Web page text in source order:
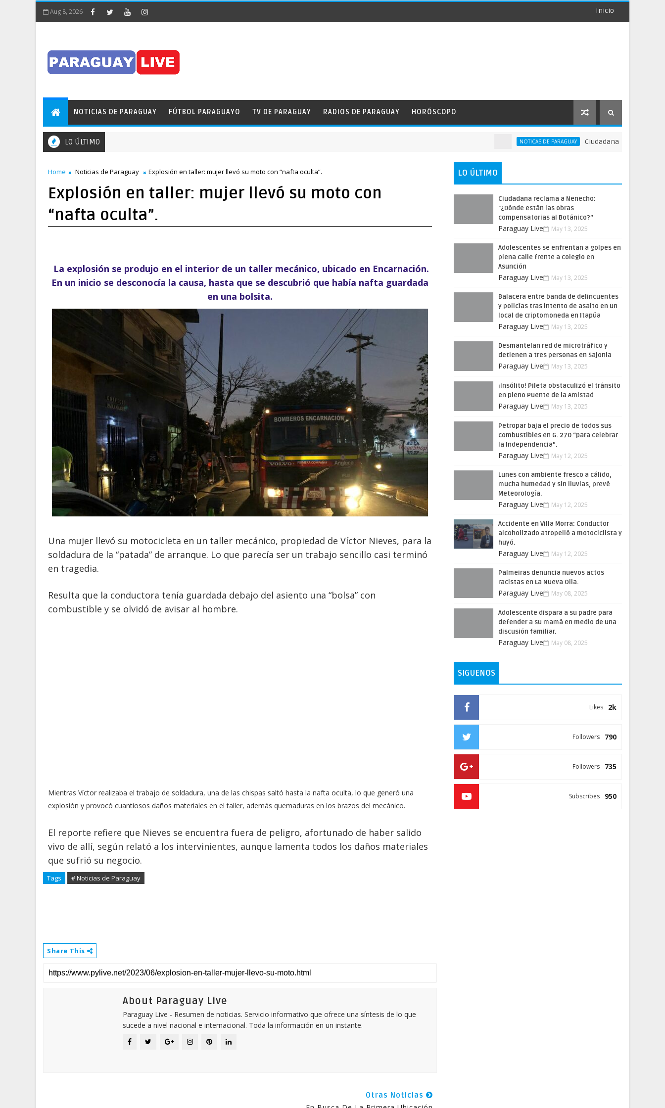
Aug 8, 2026 Inicio
NOTICIAS DE PARAGUAY FÚTBOL PARAGUAYO TV DE PARAGUAY RADIOS DE PARAGUAY HORÓSCOPO
LO ÚLTIMO NOTICAS DE PARAGUAY Ciudadana reclama a
Home Noticias de Paraguay Explosión en taller: mujer llevó su moto con “nafta oculta”.
Explosión en taller: mujer llevó su moto con
“nafta oculta”.
La explosión se produjo en el interior de un taller mecánico, ubicado en Encarnación.
En un inicio se desconocía la causa, hasta que se descubrió que había nafta guardada
en una bolsita.
Una mujer llevó su motocicleta en un taller mecánico, propiedad de Víctor Nieves, para la
soldadura de la “patada” de arranque. Lo que parecía ser un trabajo sencillo casi terminó
en tragedia.
Resulta que la conductora tenía guardada debajo del asiento una “bolsa” con
combustible y se olvidó de avisar al hombre.
Mientras Víctor realizaba el trabajo de soldadura, una de las chispas saltó hasta la nafta oculta, lo que generó una
explosión y provocó cuantiosos daños materiales en el taller, además quemaduras en los brazos del mecánico.
El reporte refiere que Nieves se encuentra fuera de peligro, afortunado de haber salido
vivo de allí, según relató a los intervinientes, aunque lamenta todos los daños materiales
que sufrió su negocio.
Tags # Noticias de Paraguay
Share This
About Paraguay Live
Paraguay Live - Resumen de noticias. Servicio informativo que ofrece una síntesis de lo que
sucede a nivel nacional e internacional. Toda la información en un instante.
Otras Noticias
LO ÚLTIMO
Ciudadana reclama a Nenecho:
"¿Dónde están las obras
compensatorias al Botánico?”
Paraguay Live May 13, 2025
Adolescentes se enfrentan a golpes en
plena calle frente a colegio en
Asunción
Paraguay Live May 13, 2025
Balacera entre banda de delincuentes
y policías tras intento de asalto en un
local de criptomoneda en Itapúa
Paraguay Live May 13, 2025
Desmantelan red de microtráfico y
detienen a tres personas en Sajonia
Paraguay Live May 13, 2025
¡Insólito! Pileta obstaculizó el tránsito
en pleno Puente de la Amistad
Paraguay Live May 13, 2025
Petropar baja el precio de todos sus
combustibles en G. 270 “para celebrar
la Independencia”.
Paraguay Live May 12, 2025
Lunes con ambiente fresco a cálido,
mucha humedad y sin lluvias, prevé
Meteorología.
Paraguay Live May 12, 2025
Accidente en Villa Morra: Conductor
alcoholizado atropelló a motociclista y
huyó.
Paraguay Live May 12, 2025
Palmeiras denuncia nuevos actos
racistas en La Nueva Olla.
Paraguay Live May 08, 2025
Adolescente dispara a su padre para
defender a su mamá en medio de una
discusión familiar.
Paraguay Live May 08, 2025
SIGUENOS
2k
Likes
790
Followers
735
Followers
950
Subscribes